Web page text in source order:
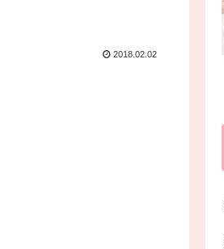
2018.02.02